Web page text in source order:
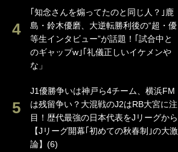
｢知念さんを煽ってたのと同じ人？｣鹿
島・鈴木優磨、大逆転勝利後の“超・優
等生インタビュー”が話題！｢試合中と
のギャップw｣｢礼儀正しいイケメンや
な」
J1優勝争いは神戸ら4チーム、横浜FM
は残留争い？大混戦のJ2はRB大宮に注
目！歴代最強の日本代表をJリーグから
【Jリーグ開幕｢初めての秋春制｣の大激
論】(6)